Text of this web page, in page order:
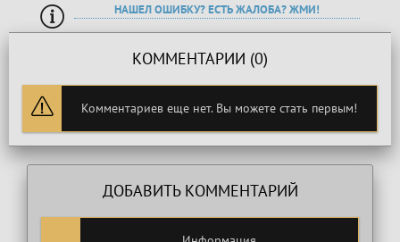
НАШЕЛ ОШИБКУ? ЕСТЬ ЖАЛОБА? ЖМИ!
КОММЕНТАРИИ (0)
Комментариев еще нет. Вы можете стать первым!
ДОБАВИТЬ КОММЕНТАРИЙ